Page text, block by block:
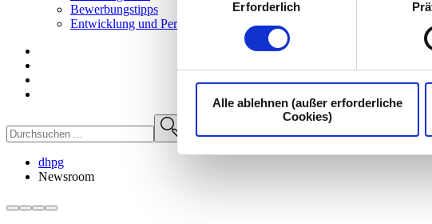
Erforderlich
Alle ablehnen (außer erforderliche
Cookies)
Bewerbungstipps
Entwicklung und Perspektiven
dhpg
Newsroom